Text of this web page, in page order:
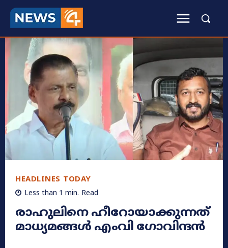
HEADLINES TODAY
Less than 1 min. Read
രാഹുലിനെ ഹീറോയാക്കുന്നത്
മാധ്യമങ്ങൾ എംവി ​ഗോവിന്ദൻ